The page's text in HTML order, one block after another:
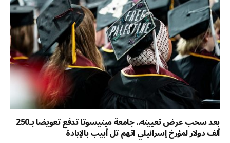
بعد سحب عرض تعيينه.. جامعة مينيسوتا تدفع تعويضا بـ250
ألف دولار لمؤرخ إسرائيلي اتهم تل أبيب بالإبادة